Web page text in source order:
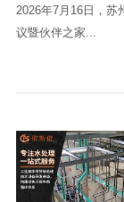
2026年7月16日，苏
议暨伙伴之家...